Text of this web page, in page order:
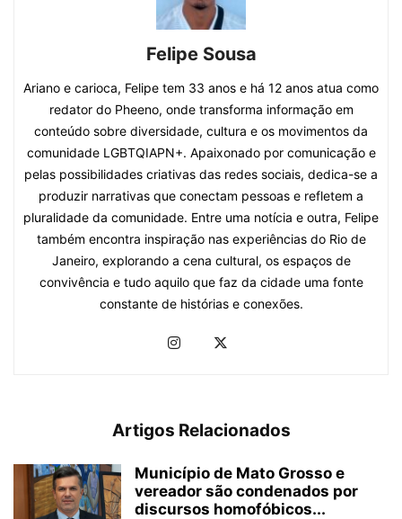
Felipe Sousa
Ariano e carioca, Felipe tem 33 anos e há 12 anos atua como
redator do Pheeno, onde transforma informação em
conteúdo sobre diversidade, cultura e os movimentos da
comunidade LGBTQIAPN+. Apaixonado por comunicação e
pelas possibilidades criativas das redes sociais, dedica-se a
produzir narrativas que conectam pessoas e refletem a
pluralidade da comunidade. Entre uma notícia e outra, Felipe
também encontra inspiração nas experiências do Rio de
Janeiro, explorando a cena cultural, os espaços de
convivência e tudo aquilo que faz da cidade uma fonte
constante de histórias e conexões.
Artigos Relacionados
Município de Mato Grosso e
vereador são condenados por
discursos homofóbicos...